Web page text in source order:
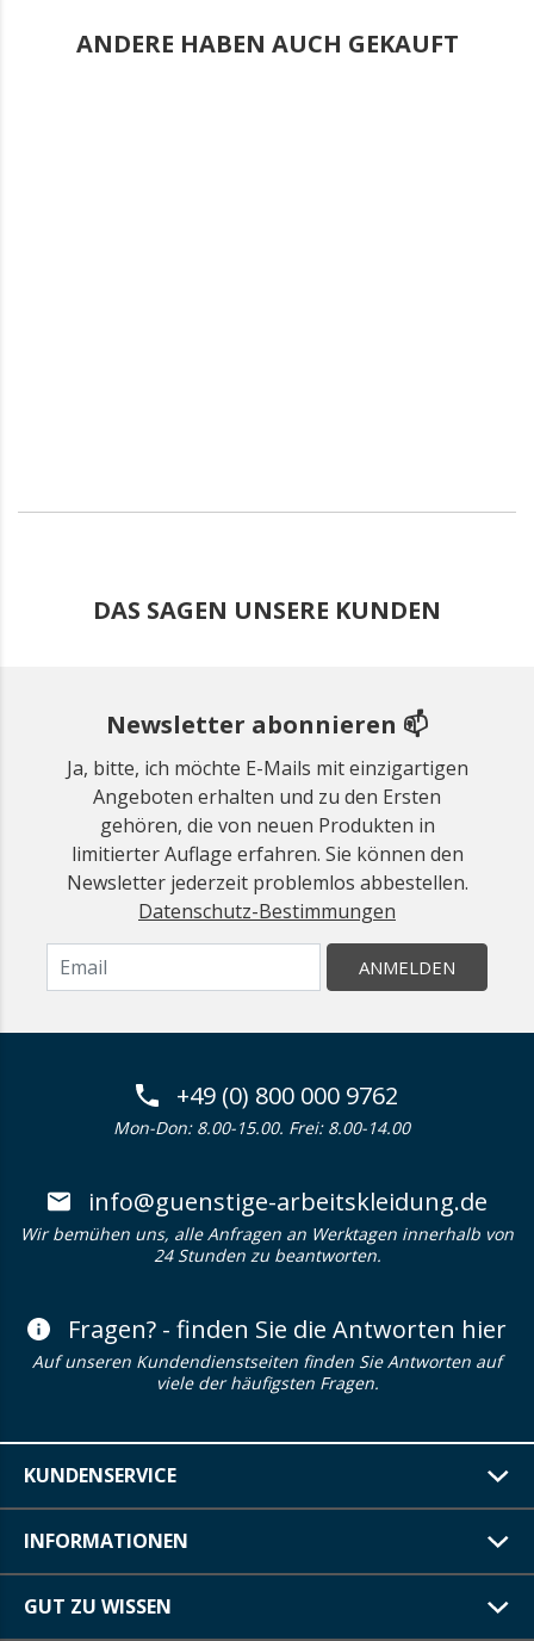
ANDERE HABEN AUCH GEKAUFT
DAS SAGEN UNSERE KUNDEN
Newsletter abonnieren 📫
Ja, bitte, ich möchte E-Mails mit einzigartigen
Angeboten erhalten und zu den Ersten
gehören, die von neuen Produkten in
limitierter Auflage erfahren. Sie können den
Newsletter jederzeit problemlos abbestellen.
Datenschutz-Bestimmungen
ANMELDEN
+49 (0) 800 000 9762
Mon-Don: 8.00-15.00. Frei: 8.00-14.00
info@guenstige-arbeitskleidung.de
Wir bemühen uns, alle Anfragen an Werktagen innerhalb von
24 Stunden zu beantworten.
Fragen? - finden Sie die Antworten hier
Auf unseren Kundendienstseiten finden Sie Antworten auf
viele der häufigsten Fragen.
KUNDENSERVICE
INFORMATIONEN
GUT ZU WISSEN